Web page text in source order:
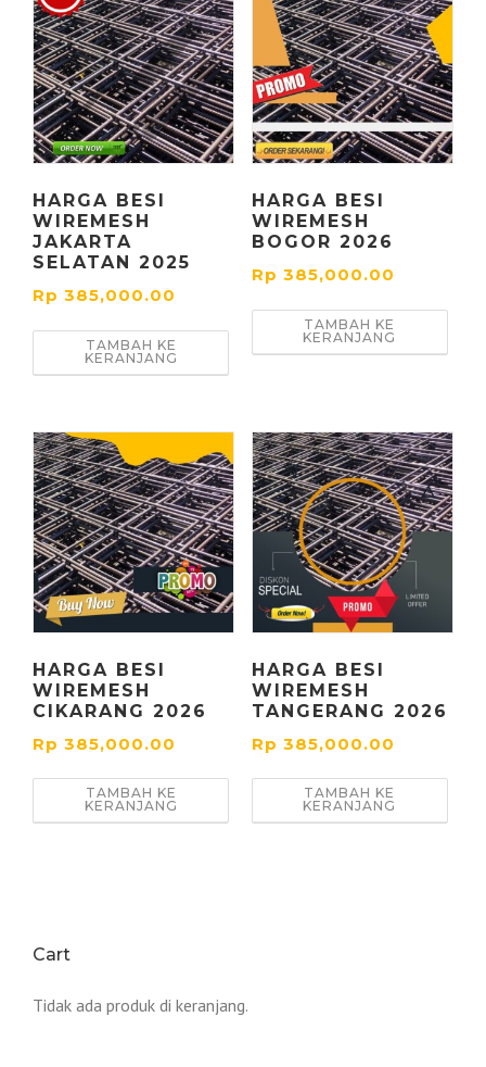
HARGA BESI
WIREMESH
JAKARTA
SELATAN 2025
Rp 385,000.00
TAMBAH KE
KERANJANG
HARGA BESI
WIREMESH
BOGOR 2026
Rp 385,000.00
TAMBAH KE
KERANJANG
HARGA BESI
WIREMESH
CIKARANG 2026
Rp 385,000.00
TAMBAH KE
KERANJANG
HARGA BESI
WIREMESH
TANGERANG 2026
Rp 385,000.00
TAMBAH KE
KERANJANG
Cart
Tidak ada produk di keranjang.